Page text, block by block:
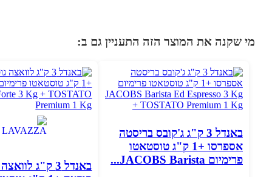
מי שקנה את המוצר הזה התעניין גם ב:
באנדל 3 ק"ג ג'קובס בריסטה
אספרסו +1 ק"ג טוסטאטו
פרימיום JACOBS Barista...
באנדל 3 ק"ג